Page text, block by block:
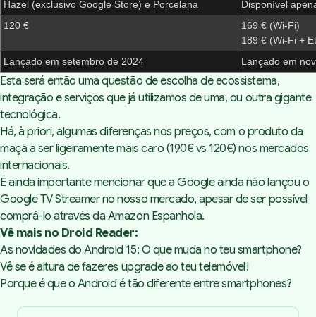
Hazel (exclusivo Google Store) e Porcelana
Disponível
120 €
169 € (Wi-Fi)
189 € (Wi-Fi +
Lançado em setembro de 2024
Lançado em
Esta será então uma questão de escolha de ecossistema,
integração e serviços que já utilizamos de uma, ou outra gigante
tecnológica.
Há,àpriori, algumas diferenças nos preços, com o produto da
maçã a ser ligeiramente mais caro (190€ vs 120€) nos mercados
internacionais.
É ainda importante mencionar que a Google ainda não lançou o
Google TV Streamer no nosso mercado, apesar de ser possível
comprá-lo através daAmazon Espanhola.
Vê mais no Droid Reader:
As novidades do Android 15: O que muda no teu smartphone?
Vê se é altura de fazeres upgrade ao teu telemóvel!
Porque é que o Android é tão diferente entre smartphones?